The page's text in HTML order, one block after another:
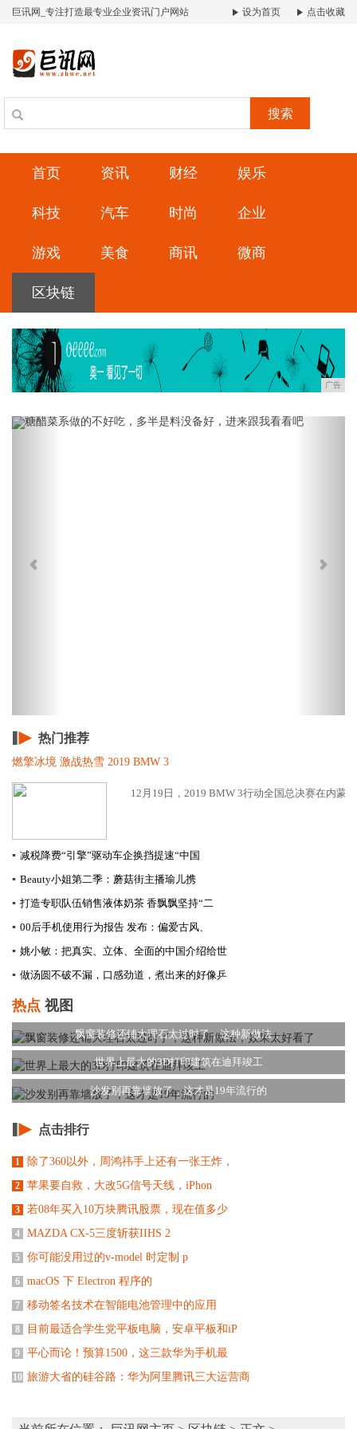
巨讯网_专注打造最专业企业资讯门户网站 设为首页 点击收藏
搜索
首页 资讯 财经 娱乐
科技 汽车 时尚 企业
游戏 美食 商讯 微商
区块链
广告
Previous
热门推荐
燃擎冰境 激战热雪 2019 BMW 3
12月19日，2019 BMW 3行动全国总决赛在内蒙
▪ 减税降费“引擎”驱动车企换挡提速​“中国
▪ Beauty小姐第二季：蘑菇街主播瑜儿携
▪ 打造专职队伍销售液体奶茶 香飘飘坚持“二
▪ 00后手机使用行为报告 发布：偏爱古风、
▪ 姚小敏：把真实、立体、全面的中国介绍给世
▪ 做汤圆不破不漏，口感劲道，煮出来的好像乒
热点 视图
飘窗装修还铺大理石太过时了，这种新做法，
世界上最大的3D打印建筑在迪拜竣工
沙发别再靠墙放了，这才是19年流行的
点击排行
1 除了360以外，周鸿祎手上还有一张王炸，
2 苹果要自救，大改5G信号天线，iPhon
3 若08年买入10万块腾讯股票，现在值多少
4 MAZDA CX-5三度斩获IIHS 2
5 你可能没用过的v-model 时定制 p
6 macOS 下 Electron 程序的
7 移动签名技术在智能电池管理中的应用
8 目前最适合学生党平板电脑，安卓平板和iP
9 平心而论！预算1500，这三款华为手机最
10 旅游大省的硅谷路：华为阿里腾讯三大运营商